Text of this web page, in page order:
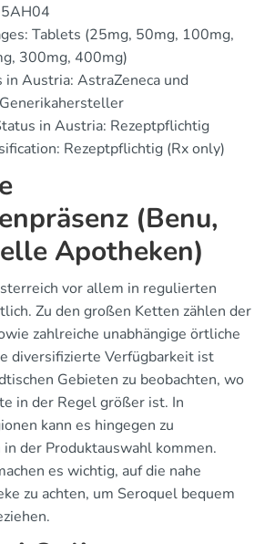
Tablets (25mg, 50mg, 100mg,
300mg, 400mg)
in Austria: AstraZeneca und
in Austria: Rezeptpflichtig
Rezeptpflichtig (Rx only)
(Benu,
Apotheken)
vor allem in regulierten
Zu den großen Ketten zählen der
zahlreiche unabhängige örtliche
diversifizierte Verfügbarkeit ist
Gebieten zu beobachten, wo
in der Regel größer ist. In
kann es hingegen zu
in der Produktauswahl kommen.
es wichtig, auf die nahe
zu achten, um Seroquel bequem